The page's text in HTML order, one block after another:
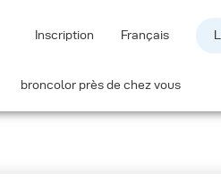
Inscription Français
broncolor près de chez vous